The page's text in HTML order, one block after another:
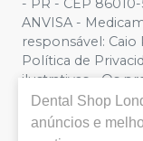
- PR - CEP
ANVISA -
responsável: Caio
Política de
ilustrativas - Os
sujeitos a
no site, o valor
vendemos por
Dental Shop
anúncios e